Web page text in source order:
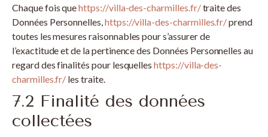
Chaque fois quehttps://villa-des-charmilles.fr/traite des
Données Personnelles, https://villa-des-charmilles.fr/prend
toutes les mesures raisonnables pour s’assurer de
l’exactitude et de la pertinence des Données Personnelles au
regard des finalités pour lesquelleshttps://villa-des-
charmilles.fr/ les traite.
7.2 Finalité des données
collectées